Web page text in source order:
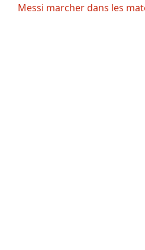
Messi marcher dans les